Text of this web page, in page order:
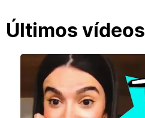
Últimos vídeos